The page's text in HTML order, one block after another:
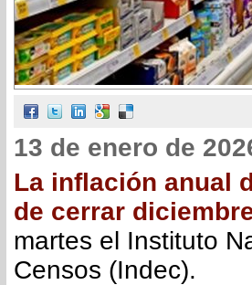
13 de enero de
La inflación anual
de cerrar
martes el Instituto
Censos (Indec).